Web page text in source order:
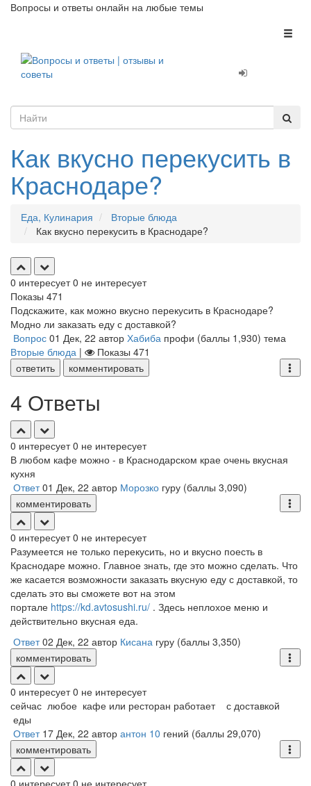
Вопросы и ответы онлайн на любые темы
Как вкусно перекусить в
Краснодаре?
Еда, Кулинария
Вторые блюда
Как вкусно перекусить в Краснодаре?
0 интересует 0 не интересует
Показы 471
Подскажите, как можно вкусно перекусить в Краснодаре?
Модно ли заказать еду с доставкой?
Вопрос 01 Дек, 22 автор Хабиба профи (баллы 1,930) тема
Вторые блюда | Показы 471
ответить
комментировать
4 Ответы
0 интересует 0 не интересует
В любом кафе можно - в Краснодарском крае очень вкусная
кухня
Ответ 01 Дек, 22 автор Морозко гуру (баллы 3,090)
комментировать
0 интересует 0 не интересует
Разумеется не только перекусить, но и вкусно поесть в
Краснодаре можно. Главное знать, где это можно сделать. Что
же касается возможности заказать вкусную еду с доставкой, то
сделать это вы сможете вот на этом
портале https://kd.avtosushi.ru/ . Здесь неплохое меню и
действительно вкусная еда.
Ответ 02 Дек, 22 автор Кисана гуру (баллы 3,350)
комментировать
0 интересует 0 не интересует
сейчас любое кафе или ресторан работает с доставкой
еды
Ответ 17 Дек, 22 автор антон 10 гений (баллы 29,070)
комментировать
0 интересует 0 не интересует